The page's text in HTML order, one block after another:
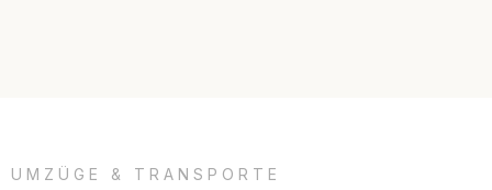
UMZÜGE & TRANSPORTE